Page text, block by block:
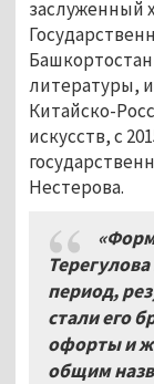
заслуженный
литературы,
Китайско-
искусств, с
Нестерова.
период,
стали его
офорты и
общим